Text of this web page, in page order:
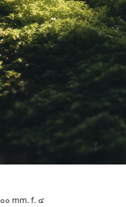
๐ mm. f. ๔